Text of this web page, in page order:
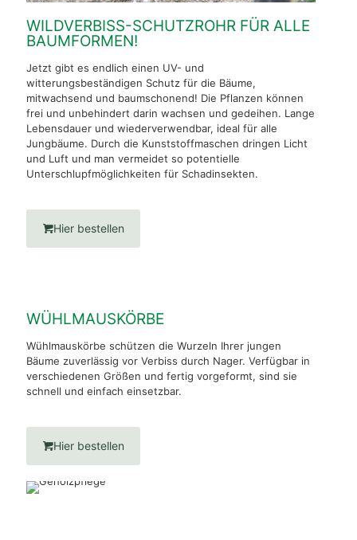
WILDVERBISS-SCHUTZROHR FÜR ALLE
BAUMFORMEN!
Jetzt gibt es endlich einen UV- und
witterungsbeständigen Schutz für die Bäume,
mitwachsend und baumschonend! Die Pflanzen können
frei und unbehindert darin wachsen und gedeihen. Lange
Lebensdauer und wiederverwendbar, ideal für alle
Jungbäume. Durch die Kunststoffmaschen dringen Licht
und Luft und man vermeidet so potentielle
Unterschlupfmöglichkeiten für Schadinsekten.
Hier bestellen
WÜHLMAUSKÖRBE
Wühlmauskörbe schützen die Wurzeln Ihrer jungen
Bäume zuverlässig vor Verbiss durch Nager. Verfügbar in
verschiedenen Größen und fertig vorgeformt, sind sie
schnell und einfach einsetzbar.
Hier bestellen